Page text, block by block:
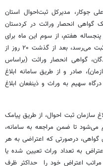
جوکار، مدیرکل ثبت‌احوال استان
گواهی انحصار وراثت در کردستان
هفتم، از سوم این ماه برای
تمام فوت‌هایی که در پایگاه ثبت احوال به ثبت می‌رسد، بعد از گذشت ۲۰ روز از
گواهی انحصار وراثت (براساس
صادر و از طریق سامانه ابلاغ
سهیم به وراث و ذینفعان ابلاغ
سازمان ثبت احوال، از طریق پیامک
می‌شود تا ضمن مراجعه به سامانه،
گواهی، درصورتی که اعتراضی به هر
به تعداد وراث تعیین شده یا
مراتب اعتراض خود را حداکثر ظرف